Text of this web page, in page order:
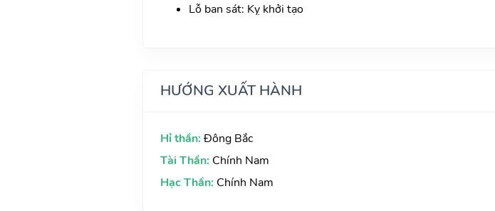
Lỗ ban sát: Kỵ khởi tạo
HƯỚNG XUẤT HÀNH
Hỉ thần: Đông Bắc
Tài Thần: Chính Nam
Hạc Thần: Chính Nam